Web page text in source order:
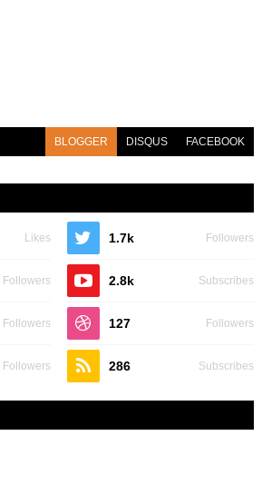
BLOGGER DISQUS FACEBOOK
Likes 1.7k Followers
Followers 2.8k Subscribes
Followers 127 Followers
Followers 286 Subscribes